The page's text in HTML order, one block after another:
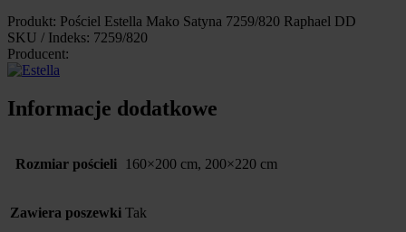
Produkt: Pościel Estella Mako Satyna 7259/820 Raphael DD
SKU / Indeks: 7259/820
Producent:
Informacje dodatkowe
Rozmiar pościeli 160×200 cm, 200×220 cm
Zawiera poszewki Tak